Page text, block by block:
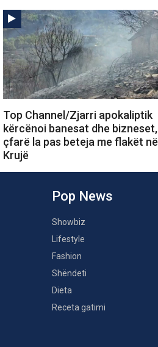
Top Channel/Zjarri apokaliptik
kërcënoi banesat dhe bizneset,
çfarë la pas beteja me flakët në
Krujë
Pop News
Showbiz
Lifestyle
Fashion
Shëndeti
Dieta
Receta gatimi